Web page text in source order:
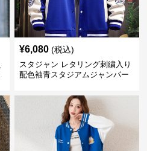
¥6,080 (税込)
スタジャン レタリング刺繍入り
配色袖青スタジアムジャンパー